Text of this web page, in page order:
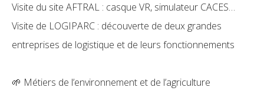
Visite du site AFTRAL : casque VR, simulateur CACES…
Visite de LOGIPARC : découverte de deux grandes
entreprises de logistique et de leurs fonctionnements
🌱 Métiers de l’environnement et de l’agriculture